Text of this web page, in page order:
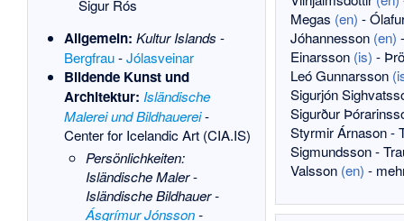
Sigur Rós
Allgemein: Kultur Islands -
Bergfrau-Jólasveinar
Bildende Kunst und
Architektur: Isländische
Malerei und Bildhauerei-
Center for Icelandic Art(CIA.IS)
Persönlichkeiten:
Isländische Maler-
Isländische Bildhauer-
Ásgrímur Jónsson-
Megas (en) -
Jóhannesson (en)
Einarsson (is) -
Leó Gunnarsson
Sigurjón
Sigurður
Styrmir Árnason-
Sigmundsson-
Valsson (en) -